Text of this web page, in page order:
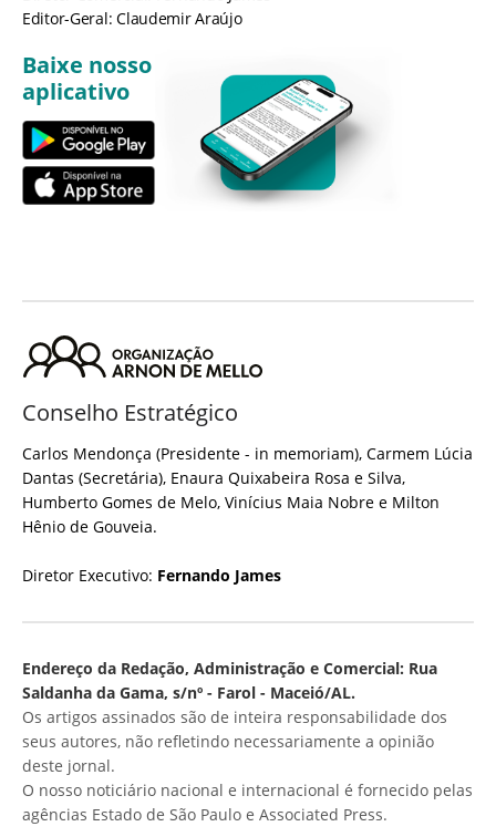
Editor-Geral: Claudemir Araújo
Baixe nosso
aplicativo
Conselho Estratégico
Carlos Mendonça (Presidente - in memoriam), Carmem Lúcia
Dantas (Secretária), Enaura Quixabeira Rosa e Silva,
Humberto Gomes de Melo, Vinícius Maia Nobre e Milton
Hênio de Gouveia.
Diretor Executivo: Fernando James
Endereço da Redação, Administração e Comercial: Rua
Saldanha da Gama, s/nº - Farol - Maceió/AL.
Os artigos assinados são de inteira responsabilidade dos
seus autores, não refletindo necessariamente a opinião
deste jornal.
O nosso noticiário nacional e internacional é fornecido pelas
agências Estado de São Paulo e Associated Press.